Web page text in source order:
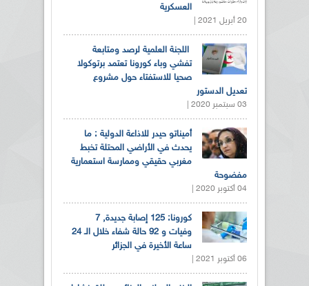
العسكرية
20 أبريل 2021 |
اللجنة العلمية لرصد ومتابعة
تفشي وباء كورونا تعتمد برتوكولا
صحيا للاستفتاء حول مشروع
تعديل الدستور
03 سبتمبر 2020 |
أميناتو حيدر للاذاعة الدولية : ما
يحدث في الأراضي المحتلة تخبط
مغربي حقيقي وممارسة استعمارية
مفضوحة
04 أكتوبر 2020 |
كورونا: 125 إصابة جديدة, 7
وفيات و 92 حالة شفاء خلال الـ 24
ساعة الأخيرة في الجزائر
06 أكتوبر 2021 |